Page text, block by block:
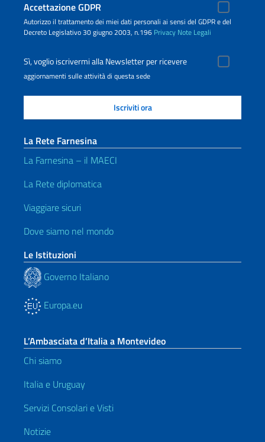
Accettazione GDPR
Autorizzo il trattamento dei miei dati personali ai sensi del GDPR e del
Decreto Legislativo 30 giugno 2003, n.196 Privacy Note Legali
Sì, voglio iscrivermi alla Newsletter per ricevere
aggiornamenti sulle attività di questa sede
La Rete Farnesina
La Farnesina – il MAECI
La Rete diplomatica
Viaggiare sicuri
Dove siamo nel mondo
Le Istituzioni
Governo Italiano
Europa.eu
L’Ambasciata d’Italia a Montevideo
Chi siamo
Italia e Uruguay
Servizi Consolari e Visti
Notizie